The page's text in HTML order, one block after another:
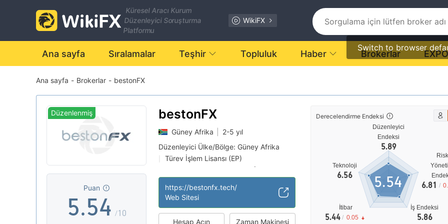
Küresel Aracı Kurum
Düzenleyici Soruşturma
Platformu
WikiFX
Switch to browser
Ana sayfa Sıralamalar Teşhir Topluluk Haber Brokerlar EXPO
Ana sayfa - Brokerlar - bestonFX
Düzenlenmiş
Puan
0
1
2
3
4
5.
0
1
2
3
4
5
0
2
3
4 /10
bestonFX
Güney Afrika
2-5 yıl
Düzenleyici Ülke/Bölge: Güney Afrika
Türev İşlem Lisansı (EP)
Offshore Düzenleyici
https://bestonfx.tech/
Web Sitesi
Hesap Açın Zaman Makinesi
Derecelendirme Endeksi
Düzenleyici
Endeksi
5.89
Teknoloji
6.56
İtibar
5.44 / 0.05
İş Endeksi
5.86
Risk
6.81 /
5.54